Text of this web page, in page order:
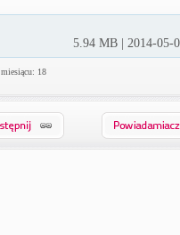
5.94 MB | 2014-05-
18